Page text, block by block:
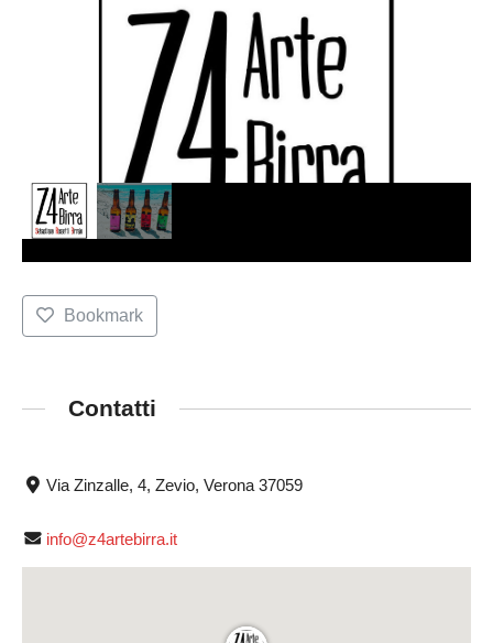
Bookmark
Contatti
Via Zinzalle, 4, Zevio, Verona 37059
info@z4artebirra.it